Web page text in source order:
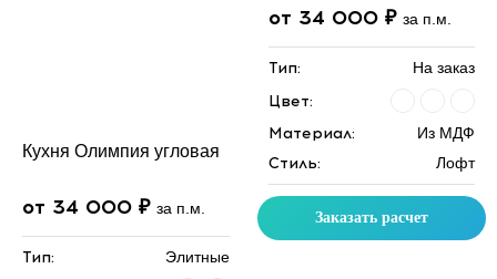
Кухня Олимпия угловая
от 34 000 ₽ за п.м.
Тип: Элитные
от 34 000 ₽ за п.м.
Тип: На заказ
Цвет:
Материал:
Из МДФ
Стиль: Лофт
Заказать расчет